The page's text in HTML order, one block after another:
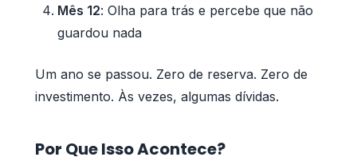
Mês 12: Olha para trás e percebe que não
guardou nada
Um ano se passou. Zero de reserva. Zero de
investimento. Às vezes, algumas dívidas.
Por Que Isso Acontece?